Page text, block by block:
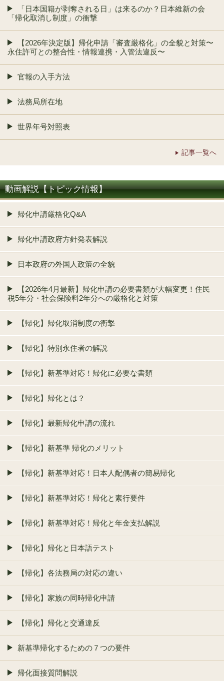
「日本国籍が剥奪される日」は来るのか？日本維新の会
「帰化取消し制度」の衝撃
【2026年決定版】帰化申請「審査厳格化」の全貌と対策〜
永住許可との整合性・情報連携・入管法違反〜
官報の入手方法
法務局所在地
世界年号対照表
記事一覧へ
動画解説【トピック情報】
帰化申請厳格化Q&A
帰化申請政府方針発表解説
日本政府の外国人政策の全貌
【2026年4月最新】帰化申請の必要書類が大幅変更！住民
税5年分・社会保険料2年分への厳格化と対策
【帰化】帰化取消制度の衝撃
【帰化】特別永住者の解説
【帰化】新基準対応！帰化に必要な書類
【帰化】帰化とは？
【帰化】最新帰化申請の流れ
【帰化】新基準 帰化のメリット
【帰化】新基準対応！日本人配偶者の簡易帰化
【帰化】新基準対応！帰化と素行要件
【帰化】新基準対応！帰化と年金支払解説
【帰化】帰化と日本語テスト
【帰化】各法務局の対応の違い
【帰化】家族の同時帰化申請
【帰化】帰化と交通違反
新基準帰化するための７つの要件
帰化面接質問解説